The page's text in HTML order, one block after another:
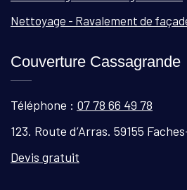
Nettoyage - Ravalement de
Couverture Cassagrande
Téléphone : 07 78 66 49 78
123. Route d’Arras. 59155
Devis gratuit